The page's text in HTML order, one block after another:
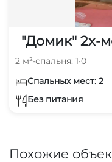
"Домик" 2х-
2 м²•спальня: 1•0
Спальных мест: 2
Без питания
Похожие